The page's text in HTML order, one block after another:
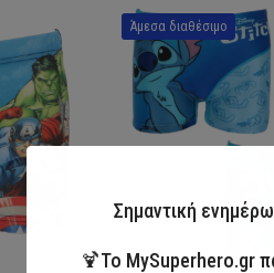
Άμεσα διαθέσιμο
Σημαντική
🍹Το MySuperhero.gr